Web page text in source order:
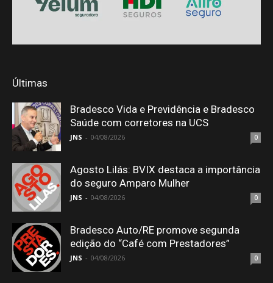
Últimas
Bradesco Vida e Previdência e Bradesco
Saúde com corretores na UCS
JNS - 04/08/2026 0
Agosto Lilás: BVIX destaca a importância
do seguro Amparo Mulher
JNS - 04/08/2026 0
Bradesco Auto/RE promove segunda
edição do “Café com Prestadores”
JNS - 04/08/2026 0